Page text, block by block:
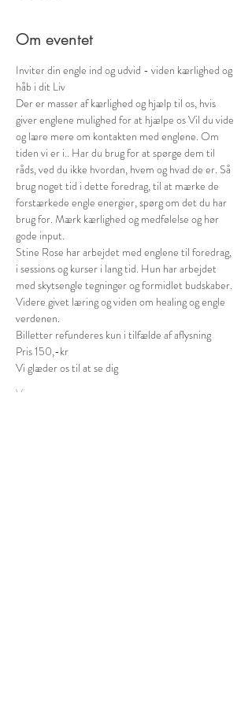
Om eventet
Inviter din engle ind og udvid - viden kærlighed og
håb i dit Liv
Der er masser af kærlighed og hjælp til os, hvis
giver englene mulighed for at hjælpe os Vil du vide
og lære mere om kontakten med englene. Om
tiden vi er i.. Har du brug for at spørge dem til
råds, ved du ikke hvordan, hvem og hvad de er. Så
brug noget tid i dette foredrag, til at mærke de
forstærkede engle energier, spørg om det du har
brug for. Mærk kærlighed og medfølelse og hør
gode input.
Stine Rose har arbejdet med englene til foredrag,
i sessions og kurser i lang tid. Hun har arbejdet
med skytsengle tegninger og formidlet budskaber.
Videre givet læring og viden om healing og engle
verdenen.
Billetter refunderes kun i tilfælde af aflysning
Pris 150,-kr
Vi glæder os til at se dig
Vis mere